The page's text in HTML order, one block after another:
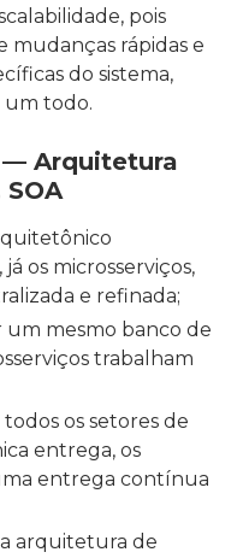
pois
mudanças rápidas e
do sistema,
um todo.
— Arquitetura
os microsserviços,
e refinada;
um mesmo banco de
trabalham
os setores de
entrega, os
entrega contínua
arquitetura de